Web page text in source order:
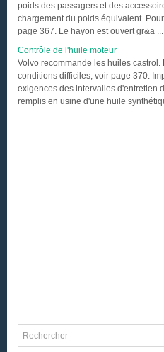
poids des passagers et des
chargement du poids équivalent.
page 367. Le hayon est ouvert gr&a ...
Contrôle de l'huile moteur
Volvo recommande les huiles
conditions difficiles, voir page 370.
exigences des intervalles d'entretien
remplis en usine d'une huile